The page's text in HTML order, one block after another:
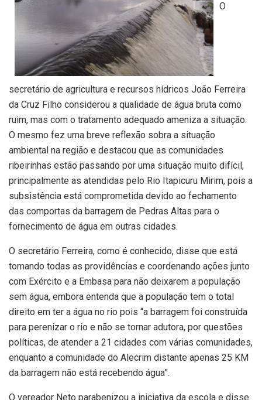
O
secretário de agricultura e recursos hídricos João Ferreira
da Cruz Filho considerou a qualidade de água bruta como
ruim, mas com o tratamento adequado ameniza a situação.
O mesmo fez uma breve reflexão sobra a situação
ambiental na região e destacou que as comunidades
ribeirinhas estão passando por uma situação muito difícil,
principalmente as atendidas pelo Rio Itapicuru Mirim, pois a
subsistência está comprometida devido ao fechamento
das comportas da barragem de Pedras Altas para o
fornecimento de água em outras cidades.
O secretário Ferreira, como é conhecido, disse que está
tomando todas as providências e coordenando ações junto
com Exército e a Embasa para não deixarem a população
sem água, embora entenda que a população tem o total
direito em ter a água no rio pois “a barragem foi construída
para perenizar o rio e não se tornar adutora, por questões
políticas, de atender a 21 cidades com várias comunidades,
enquanto a comunidade do Alecrim distante apenas 25 KM
da barragem não está recebendo água”.
O vereador Neto parabenizou a iniciativa da escola e disse